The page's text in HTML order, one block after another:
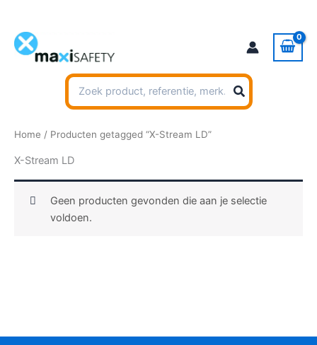
inhoud
Zoeken
naar:
Home / Producten getagged “X-Stream LD”
X-Stream LD
Geen producten gevonden die aan je selectie
voldoen.